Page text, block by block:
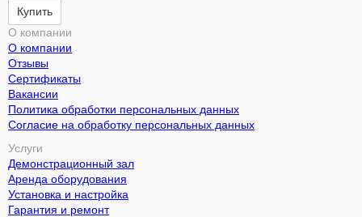
Купить
О компании
О компании
Отзывы
Сертификаты
Вакансии
Политика обработки персональных данных
Согласие на обработку персональных данных
Услуги
Демонстрационный зал
Аренда оборудования
Установка и настройка
Гарантия и ремонт